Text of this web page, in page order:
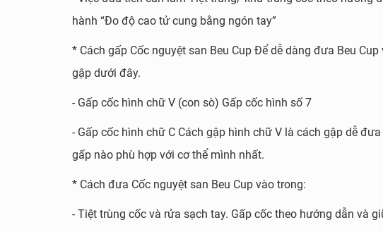
hành “Đo độ cao tử cung bằng ngón tay”
* Cách gấp Cốc nguyệt san Beu Cup Để dễ dàng đưa Beu
gập dưới đây.
- Gấp cốc hình chữ V (con sò) Gấp cốc hình số 7
- Gấp cốc hình chữ C Cách gập hình chữ V là cách gập dễ
gấp nào phù hợp với cơ thể mình nhất.
* Cách đưa Cốc nguyệt san Beu Cup vào trong:
- Tiệt trùng cốc và rửa sạch tay. Gấp cốc theo hướng dẫn và